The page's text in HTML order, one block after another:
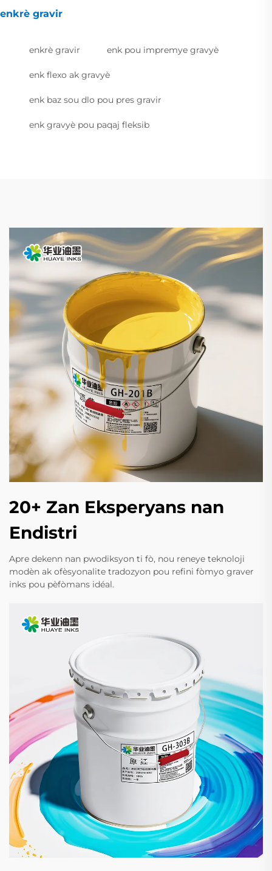
enkrè gravir
enkrè gravir enk pou impremye gravyè
enk flexo ak gravyè
enk baz sou dlo pou pres gravir
enk gravyè pou paqaj fleksib
20+ Zan Eksperyans nan
Endistri
Apre dekenn nan pwodiksyon ti fò, nou reneye teknoloji
modèn ak ofèsyonalite tradozyon pou refini fòmyo graver
inks pou pèfòmans idéal.